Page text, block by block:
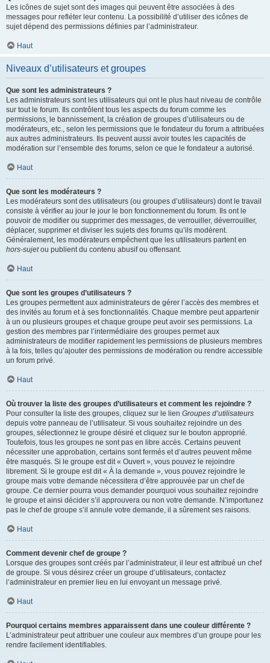
Les icônes de sujet sont des images qui peuvent être associées à des
messages pour refléter leur contenu. La possibilité d’utiliser des icônes de
sujet dépend des permissions définies par l’administrateur.
Haut
Niveaux d’utilisateurs et groupes
Que sont les administrateurs ?
Les administrateurs sont les utilisateurs qui ont le plus haut niveau de contrôle
sur tout le forum. Ils contrôlent tous les aspects du forum comme les
permissions, le bannissement, la création de groupes d’utilisateurs ou de
modérateurs, etc., selon les permissions que le fondateur du forum a attribuées
aux autres administrateurs. Ils peuvent aussi avoir toutes les capacités de
modération sur l’ensemble des forums, selon ce que le fondateur a autorisé.
Haut
Que sont les modérateurs ?
Les modérateurs sont des utilisateurs (ou groupes d’utilisateurs) dont le travail
consiste à vérifier au jour le jour le bon fonctionnement du forum. Ils ont le
pouvoir de modifier ou supprimer des messages, de verrouiller, déverrouiller,
déplacer, supprimer et diviser les sujets des forums qu’ils modèrent.
Généralement, les modérateurs empêchent que les utilisateurs partent en
hors-sujetou publient du contenu abusif ou offensant.
Haut
Que sont les groupes d’utilisateurs ?
Les groupes permettent aux administrateurs de gérer l’accès des membres et
des invités au forum et à ses fonctionnalités. Chaque membre peut appartenir
à un ou plusieurs groupes et chaque groupe peut avoir ses permissions. La
gestion des membres par l’intermédiaire des groupes permet aux
administrateurs de modifier rapidement les permissions de plusieurs membres
à la fois, telles qu’ajouter des permissions de modération ou rendre accessible
un forum privé.
Haut
Où trouver la liste des groupes d’utilisateurs et comment les rejoindre ?
Pour consulter la liste des groupes, cliquez sur le lien Groupes d’utilisateurs
depuis votre panneau de l’utilisateur. Si vous souhaitez rejoindre un des
groupes, sélectionnez le groupe désiré et cliquez sur le bouton approprié.
Toutefois, tous les groupes ne sont pas en libre accès. Certains peuvent
nécessiter une approbation, certains sont fermés et d’autres peuvent même
être masqués. Si le groupe est dit « Ouvert », vous pouvez le rejoindre
librement. Si le groupe est dit « À la demande », vous pouvez rejoindre le
groupe mais votre demande nécessitera d’être approuvée par un chef de
groupe. Ce dernier pourra vous demander pourquoi vous souhaitez rejoindre
le groupe et ainsi décider s’il approuvera ou non votre demande. N’importunez
pas le chef de groupe s’il annule votre demande, il a sûrement ses raisons.
Haut
Comment devenir chef de groupe ?
Lorsque des groupes sont créés par l’administrateur, il leur est attribué un chef
de groupe. Si vous désirez créer un groupe d’utilisateurs, contactez
l’administrateur en premier lieu en lui envoyant un message privé.
Haut
Pourquoi certains membres apparaissent dans une couleur différente ?
L’administrateur peut attribuer une couleur aux membres d’un groupe pour les
rendre facilement identifiables.